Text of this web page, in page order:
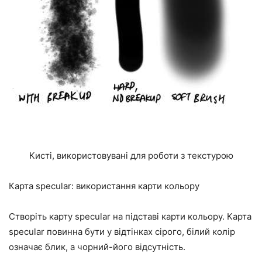
Кисті, використовувані для роботи з текстурою
Карта specular: використання карти кольору
Створіть карту specular на підставі карти кольору. Карта
specular повинна бути у відтінках сірого, білий колір
означає блик, а чорний-його відсутність.